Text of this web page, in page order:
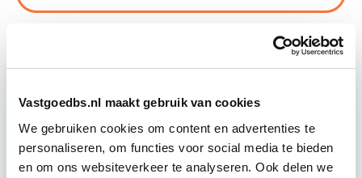
Vastgoedbs.nl maakt gebruik van cookies
We gebruiken cookies om content en advertenties te
personaliseren, om functies voor social media te bieden
en om ons websiteverkeer te analyseren. Ook delen we
Relevant bij dit artikel
Business Case voor Vastgoed- &
Projectontwikkeling